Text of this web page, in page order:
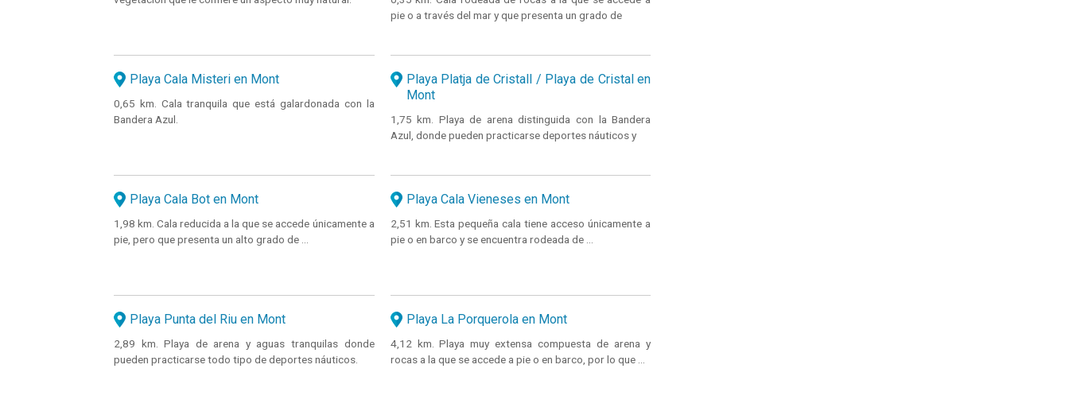
pie o a través del mar y que presenta un grado de
Playa Cala Misteri en Mont
0,65 km. Cala tranquila que está galardonada con la
Bandera Azul.
Playa Platja de Cristall / Playa de Cristal en
Mont
1,75 km. Playa de arena distinguida con la Bandera
Azul, donde pueden practicarse deportes náuticos y
Playa Cala Bot en Mont
1,98 km. Cala reducida a la que se accede únicamente a
pie, pero que presenta un alto grado de ...
Playa Cala Vieneses en Mont
2,51 km. Esta pequeña cala tiene acceso únicamente a
pie o en barco y se encuentra rodeada de ...
Playa Punta del Riu en Mont
2,89 km. Playa de arena y aguas tranquilas donde
pueden practicarse todo tipo de deportes náuticos.
Playa La Porquerola en Mont
4,12 km. Playa muy extensa compuesta de arena y
rocas a la que se accede a pie o en barco, por lo que ...